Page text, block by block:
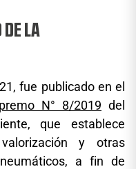
DE LA
fue publicado en el
N° 8/2019 del
que establece
y otras
a fin de